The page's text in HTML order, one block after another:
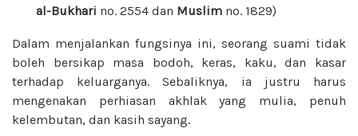
al-Bukhari no. 2554 dan Muslim no. 1829)
Dalam menjalankan fungsinya ini, seorang suami tidak
boleh bersikap masa bodoh, keras, kaku, dan kasar
terhadap keluarganya. Sebaliknya, ia justru harus
mengenakan perhiasan akhlak yang mulia, penuh
kelembutan, dan kasih sayang.